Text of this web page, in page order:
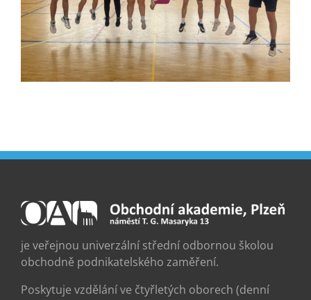
je veřejnou univerzální střední odbornou školou
obchodně podnikatelského zaměření.
Poskytuje vzdělání ve čtyřletých oborech (denní